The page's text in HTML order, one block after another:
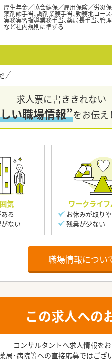
厚生年金／協会健保／雇用保険／労災
薬剤師手当、調剤業務手当、勤務地コー
実務実習指導業務手当、薬局長手当、管
など社内規則に準ずる
求人票に書ききれない
い職場情報”をお伝え
気
る
ない
ワークライ
お休みが取り
残業が少ない
職場情報につい
この求人への
コンサルタントへ求人情報を
局・病院等への直接応募ではござ